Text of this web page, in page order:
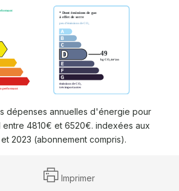
dépenses annuelles d'énergie pour
entre 4810€ et 6520€. indexées aux
2023 (abonnement compris).
Imprimer